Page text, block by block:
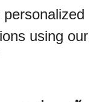
using our